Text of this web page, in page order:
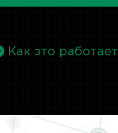
Как это работает